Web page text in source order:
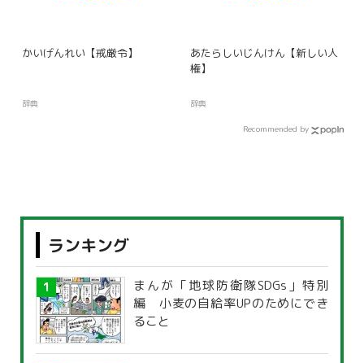
かいげんれい【戒厳令】
辞典
あたらしいじんけん【新しい人
権】
辞典
Recommended by
ランキング
まんが「地球防衛隊SDGs」特別
編 小麦の自給率UPのためにでき
ること